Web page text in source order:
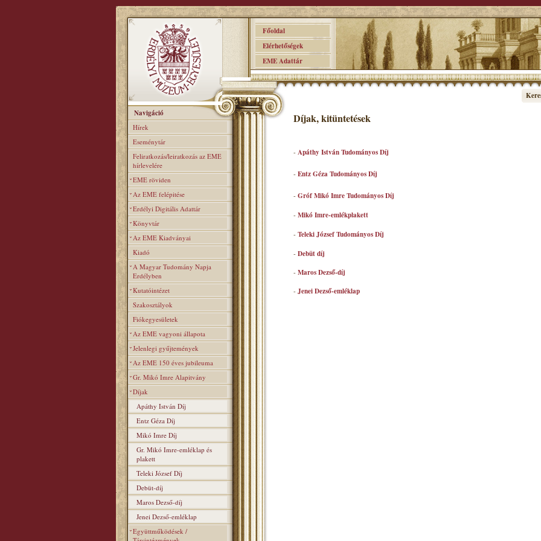
Főoldal
Elérhetőségek
EME Adattár
Navigáció
Hírek
Eseménytár
Feliratkozás/leiratkozás az EME
hírlevelére
EME röviden
Az EME felépitése
Erdélyi Digitális Adattár
Könyvtár
Az EME Kiadványai
Kiadó
A Magyar Tudomány Napja
Erdélyben
Kutatóintézet
Szakosztályok
Fiókegyesületek
Az EME vagyoni állapota
Jelenlegi gyűjtemények
Az EME 150 éves jubileuma
Gr. Mikó Imre Alapitvány
Díjak
Apáthy István Díj
Entz Géza Díj
Mikó Imre Díj
Gr. Mikó Imre-emléklap és
plakett
Teleki József Díj
Debüt-díj
Maros Dezső-díj
Jenei Dezső-emléklap
Együttműködések /
Díjak, kitüntetések
- Apáthy István Tudományos Díj
- Entz Géza Tudományos Díj
- Gróf Mikó Imre Tudományos Díj
- Mikó Imre-emlékplakett
- Teleki József Tudományos Díj
- Debüt díj
- Maros Dezső-díj
- Jenei Dezső-emléklap